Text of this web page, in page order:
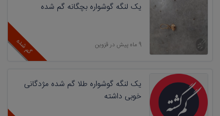
گم شده
یک لنگه گوشواره بچگانه گم شده
9 ماه پیش در قزوین
یک لنگه گوشواره طلا گم شده مژدگانی
خوبی داشته